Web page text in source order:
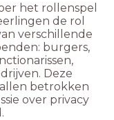
het rollenspel
de rol
verschillende
burgers,
Deze
betrokken
over privacy